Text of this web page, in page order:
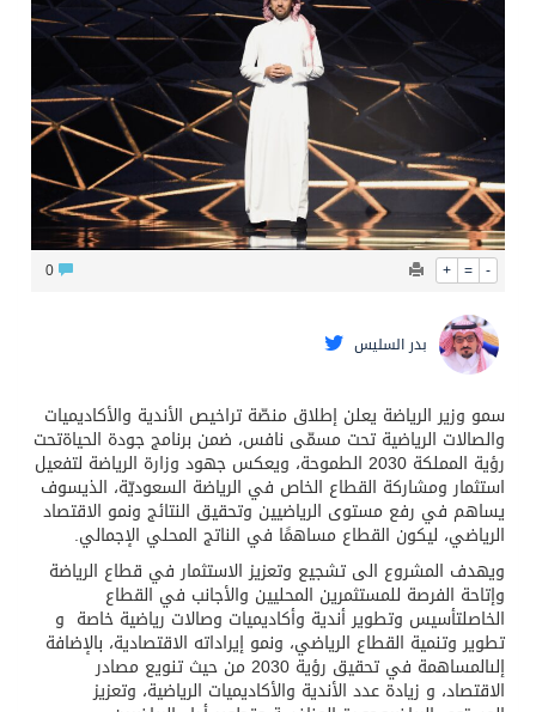
قيادة القوات المشتركة للتحالف: نفذنا عملية رد عسكري متناسبة لأهداف عسكرية مشروعة تابعة للمليشيا الحوثية الإرهابية في محافظة الحديدة
+ = -
0
بدر السليس
سمو وزير الرياضة يعلن إطلاق منصّة تراخيص الأندية والأكاديميات
والصالات الرياضية تحت مسمّى نافس، ضمن برنامج جودة الحياةتحت
رؤية المملكة الطموحة، ويعكس جهود وزارة الرياضة لتفعيل
استثمار ومشاركة القطاع الخاص في الرياضة السعوديّة، الذيسوف
يساهم في رفع مستوى الرياضيين وتحقيق النتائج ونمو الاقتصاد
الرياضي، ليكون القطاع مساهمًا في الناتج المحلي الإجمالي.
ويهدف المشروع الى تشجيع وتعزيز الاستثمار في قطاع الرياضة
وإتاحة الفرصة للمستثمرين المحليين والأجانب في القطاع
الخاصلتأسيس وتطوير أندية وأكاديميات وصالات رياضية خاصة و
تطوير وتنمية القطاع الرياضي، ونمو إيراداته الاقتصادية، بالإضافة
إلىالمساهمة في تحقيق رؤية من حيث تنويع مصادر
الاقتصاد، و زيادة عدد الأندية والأكاديميات الرياضية، وتعزيز